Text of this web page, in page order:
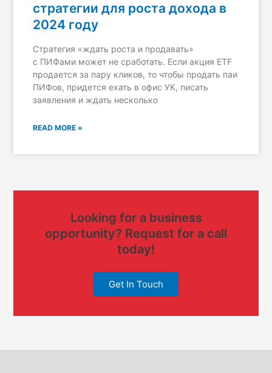
стратегии для роста дохода в
2024 году
Стратегия «ждать роста и продавать»
с ПИФами может не сработать. Если акция ETF
продается за пару кликов, то чтобы продать паи
ПИФов, придется ехать в офис УК, писать
заявления и ждать несколько
READ MORE »
Looking for a business
opportunity? Request for a call
today!
Get In Touch